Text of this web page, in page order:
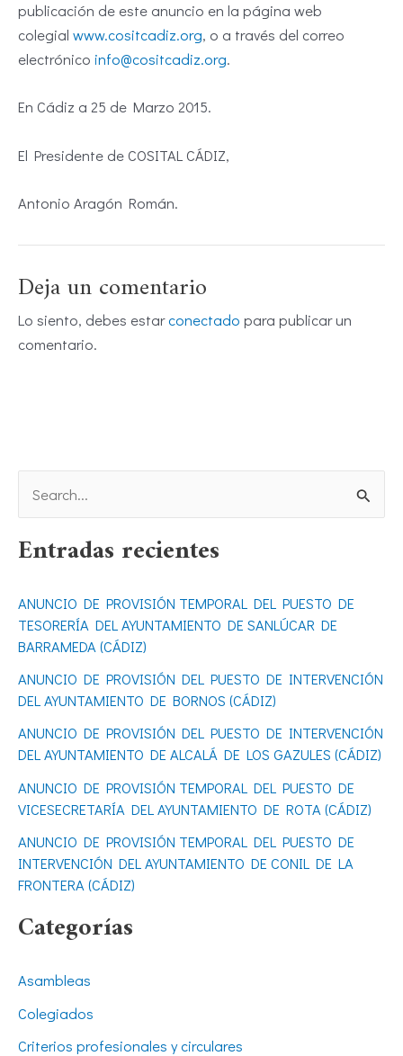
publicación de este anuncio en la página web
colegial www.cositcadiz.org, o a través del correo
electrónico info@cositcadiz.org.
En Cádiz a 25 de Marzo 2015.
El Presidente de COSITAL CÁDIZ,
Antonio Aragón Román.
Deja un comentario
Lo siento, debes estarconectado para publicar un
comentario.
s
a
r
p
o
r
:
Entradas recientes
ANUNCIO DE PROVISIÓN TEMPORAL DEL PUESTO DE
TESORERÍA DEL AYUNTAMIENTO DE SANLÚCAR DE
BARRAMEDA (CÁDIZ)
ANUNCIO DE PROVISIÓN DEL PUESTO DE INTERVENCIÓN
DEL AYUNTAMIENTO DE BORNOS (CÁDIZ)
ANUNCIO DE PROVISIÓN DEL PUESTO DE INTERVENCIÓN
DEL AYUNTAMIENTO DE ALCALÁ DE LOS GAZULES (CÁDIZ)
ANUNCIO DE PROVISIÓN TEMPORAL DEL PUESTO DE
VICESECRETARÍA DEL AYUNTAMIENTO DE ROTA (CÁDIZ)
ANUNCIO DE PROVISIÓN TEMPORAL DEL PUESTO DE
INTERVENCIÓN DEL AYUNTAMIENTO DE CONIL DE LA
FRONTERA (CÁDIZ)
Categorías
Asambleas
Colegiados
Criterios profesionales y circulares